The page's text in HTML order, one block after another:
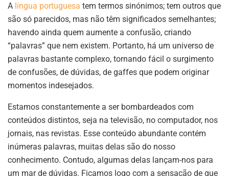
A língua portuguesa tem termos sinónimos; tem outros que
são só parecidos, mas não têm significados semelhantes;
havendo ainda quem aumente a confusão, criando
“palavras” que nem existem. Portanto, há um universo de
palavras bastante complexo, tornando fácil o surgimento
de confusões, de dúvidas, de gaffes que podem originar
momentos indesejados.
Estamos constantemente a ser bombardeados com
conteúdos distintos, seja na televisão, no computador, nos
jornais, nas revistas. Esse conteúdo abundante contém
inúmeras palavras, muitas delas são do nosso
conhecimento. Contudo, algumas delas lançam-nos para
um mar de dúvidas. Ficamos logo com a sensação de que